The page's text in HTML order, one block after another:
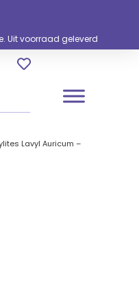
Uit voorraad geleverd
Lavyl Auricum –